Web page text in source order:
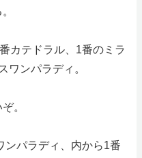
カテドラル、1番のミラ
ワンパラディ。
。
ンパラディ、内から1番